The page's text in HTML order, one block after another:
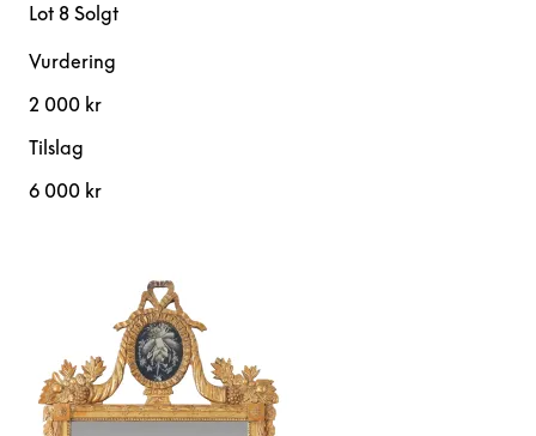
Lot 8 Solgt
Vurdering
2 000 kr
Tilslag
6 000 kr